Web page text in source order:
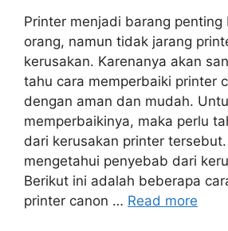
Printer menjadi barang penting
orang, namun tidak jarang
kerusakan. Karenanya akan
tahu cara memperbaiki printer
dengan aman dan mudah.
memperbaikinya, maka perlu
dari kerusakan printer
mengetahui penyebab dari
Berikut ini adalah beberapa
printer canon … Read more